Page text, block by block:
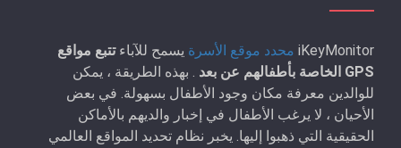
iKeyMonitor محدد موقع الأسرة يسمح للآباء تتبع مواقع
GPS الخاصة بأطفالهم عن بعد
. بهذه الطريقة ، يمكن
للوالدين معرفة مكان وجود الأطفال بسهولة. في بعض
الأحيان ، لا يرغب الأطفال في إخبار والديهم بالأماكن
الحقيقية التي ذهبوا إليها. يخبر نظام تحديد المواقع العالمي